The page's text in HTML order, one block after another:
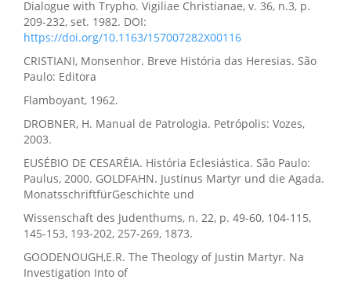
Dialogue with Trypho. Vigiliae Christianae, v. 36, n.3, p.
209-232, set. 1982. DOI:
https://doi.org/10.1163/157007282X00116
CRISTIANI, Monsenhor. Breve História das Heresias. São
Paulo: Editora
Flamboyant, 1962.
DROBNER, H. Manual de Patrologia. Petrópolis: Vozes,
2003.
EUSÉBIO DE CESARÉIA. História Eclesiástica. São Paulo:
Paulus, 2000. GOLDFAHN. Justinus Martyr und die Agada.
MonatsschriftfürGeschichte und
Wissenschaft des Judenthums, n. 22, p. 49-60, 104-115,
145-153, 193-202, 257-269, 1873.
GOODENOUGH,E.R. The Theology of Justin Martyr. Na
Investigation Into of